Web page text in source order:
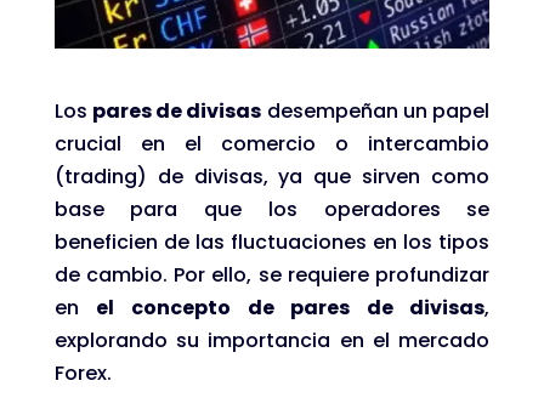
Los pares de divisas desempeñan un papel
crucial en el comercio o intercambio
(trading) de divisas, ya que sirven como
base para que los operadores se
beneficien de las fluctuaciones en los tipos
de cambio. Por ello, se requiere profundizar
en el concepto de pares de divisas,
explorando su importancia en el mercado
Forex.